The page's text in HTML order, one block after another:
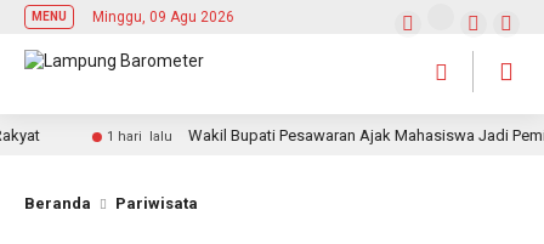
MENU Minggu, 09 Agu 2026
1 hari lalu Wakil Bupati Pesawaran Ajak Mahasiswa Jadi
Beranda Pariwisata